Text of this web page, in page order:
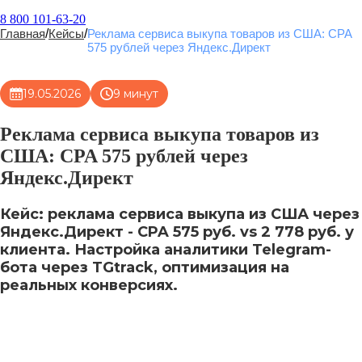
8 800 101-63-20
Главная/Кейсы/Реклама сервиса выкупа товаров из США: CPA
575 рублей через Яндекс.Директ
19.05.2026 9 минут
Реклама сервиса выкупа товаров из
США: CPA 575 рублей через
Яндекс.Директ
Кейс: реклама сервиса выкупа из США через
Яндекс.Директ - CPA 575 руб. vs 2 778 руб. у
клиента. Настройка аналитики Telegram-
бота через TGtrack, оптимизация на
реальных конверсиях.